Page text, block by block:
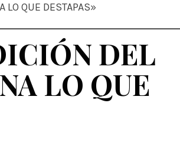
LO QUE DESTAPAS»
DEL
LO QUE